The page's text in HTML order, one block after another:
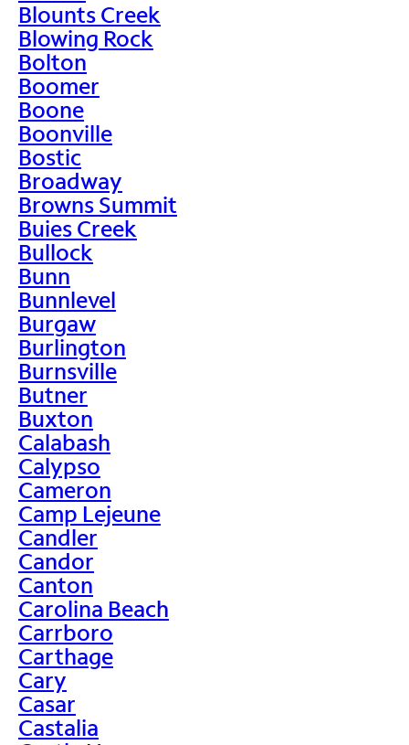
Blounts Creek
Blowing Rock
Bolton
Boomer
Boone
Boonville
Bostic
Broadway
Browns Summit
Buies Creek
Bullock
Bunn
Bunnlevel
Burgaw
Burlington
Burnsville
Butner
Buxton
Calabash
Calypso
Cameron
Camp Lejeune
Candler
Candor
Canton
Carolina Beach
Carrboro
Carthage
Cary
Casar
Castalia